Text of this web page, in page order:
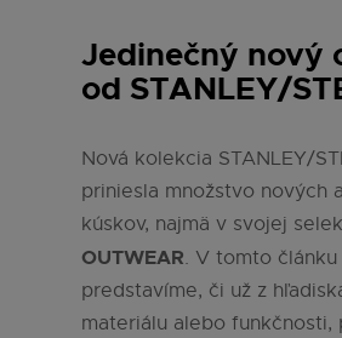
Jedinečný nový
od STANLEY/
Nová kolekcia STANLEY/
priniesla množstvo nových
kúskov, najmä v svojej
OUTWEAR. V tomto
predstavíme, či už z
materiálu alebo funkčnosti,